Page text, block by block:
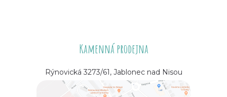
Kamenná prodejna
Rýnovická 3273/61, Jablonec nad Nisou